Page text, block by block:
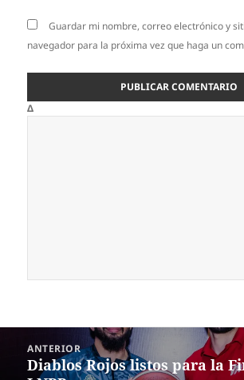
Guardar mi nombre, correo electrónico y
navegador para la próxima vez que haga un
Δ
entradas
ANTERIOR
Entrada
Diablos Rojos listos para la